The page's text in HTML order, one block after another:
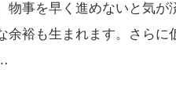
物事を早く進めないと気
余裕も生まれます。さら